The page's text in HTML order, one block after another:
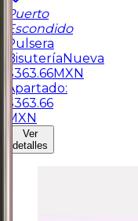
Puerto
Escondido
Pulsera
BisuteríaNueva
$363.66MXN
Apartado:
$363.66
MXN
Ver
detalles